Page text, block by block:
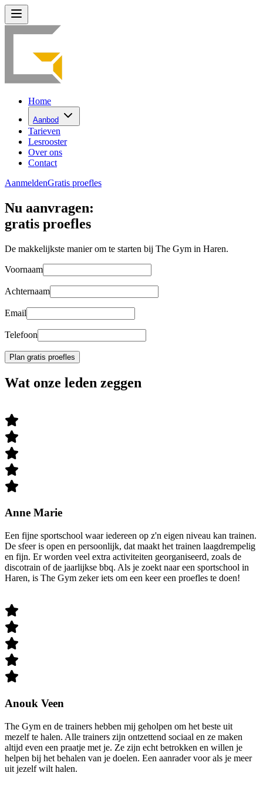
Home
Aanbod
Tarieven
Lesrooster
Over ons
Contact
AanmeldenGratis proefles
Nu aanvragen:
gratis proefles
De makkelijkste manier om te starten bij The Gym in Haren.
Voornaam
Achternaam
Email
Telefoon
Plan gratis proefles
Wat onze leden zeggen
Anne Marie
Een fijne sportschool waar iedereen op z'n eigen niveau kan trainen.
De sfeer is open en persoonlijk, dat maakt het trainen laagdrempelig
en fijn. Er worden veel extra activiteiten georganiseerd, zoals de
discotrain of de jaarlijkse bbq. Als je zoekt naar een sportschool in
Haren, is The Gym zeker iets om een keer een proefles te doen!
Anouk Veen
The Gym en de trainers hebben mij geholpen om het beste uit
mezelf te halen. Alle trainers zijn ontzettend sociaal en ze maken
altijd even een praatje met je. Ze zijn echt betrokken en willen je
helpen bij het behalen van je doelen. Een aanrader voor als je meer
uit jezelf wilt halen.